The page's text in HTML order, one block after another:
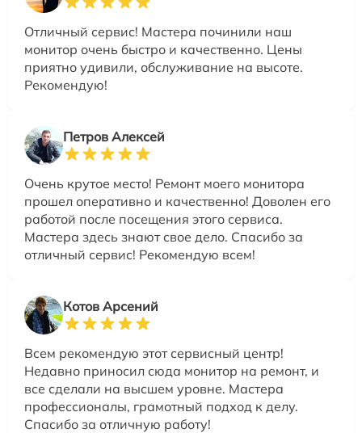
Отличный сервис! Мастера починили наш
монитор очень быстро и качественно. Цены
приятно удивили, обслуживание на высоте.
Рекомендую!
Петров Алексей
Очень крутое место! Ремонт моего монитора
прошел оперативно и качественно! Доволен его
работой после посещения этого сервиса.
Мастера здесь знают свое дело. Спасибо за
отличный сервис! Рекомендую всем!
Котов Арсений
Всем рекомендую этот сервисный центр!
Недавно приносил сюда монитор на ремонт, и
все сделали на высшем уровне. Мастера
профессионалы, грамотный подход к делу.
Спасибо за отличную работу!